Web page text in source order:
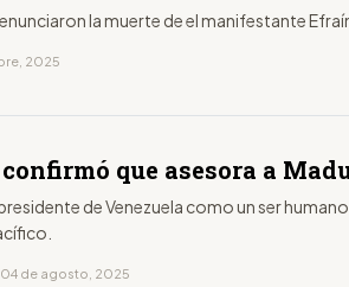
la muerte de el manifestante
2025
que asesora a
de Venezuela como un ser
04 de agosto, 2025